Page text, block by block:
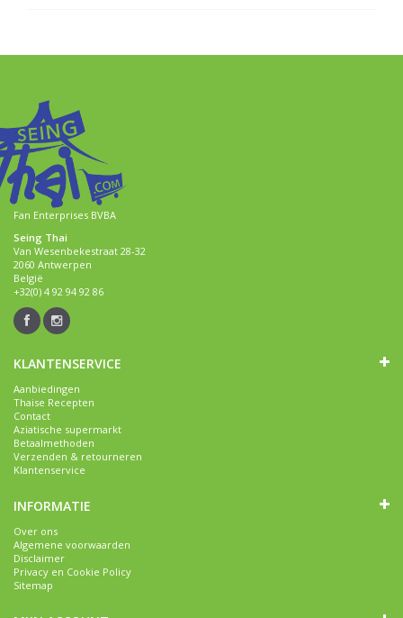
Fan Enterprises BVBA
Seing Thai
Van Wesenbekestraat 28-32
2060 Antwerpen
België
+32(0) 4 92 94 92 86
KLANTENSERVICE
Aanbiedingen
Thaise Recepten
Contact
Aziatische supermarkt
Betaalmethoden
Verzenden & retourneren
Klantenservice
INFORMATIE
Over ons
Algemene voorwaarden
Disclaimer
Privacy en Cookie Policy
Sitemap